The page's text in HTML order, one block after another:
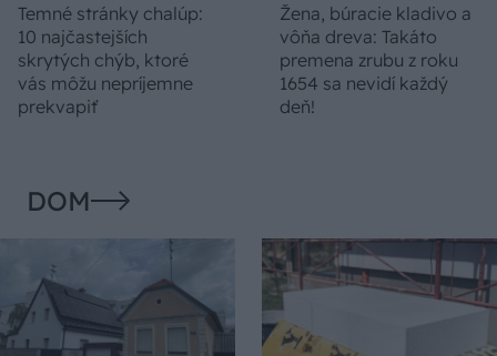
Temné stránky chalúp:
10 najčastejších
skrytých chýb, ktoré
vás môžu nepríjemne
prekvapiť
Žena, búracie kladivo a
vôňa dreva: Takáto
premena zrubu z roku
1654 sa nevidí každý
deň!
DOM